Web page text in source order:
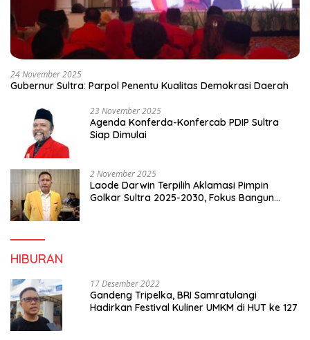
24 November 2025
Gubernur Sultra: Parpol Penentu Kualitas Demokrasi Daerah
23 November 2025
Agenda Konferda-Konfercab PDIP Sultra
Siap Dimulai
2 November 2025
Laode Darwin Terpilih Aklamasi Pimpin
Golkar Sultra 2025-2030, Fokus Bangun
HIBURAN
17 Desember 2022
Gandeng Tripelka, BRI Samratulangi
Hadirkan Festival Kuliner UMKM di HUT ke 127